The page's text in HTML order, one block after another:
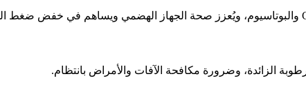
الزائدة، وضرورة مكافحة الآفات والأمراض بانتظام.